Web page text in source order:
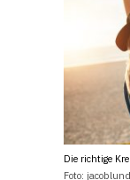
Die richtige
Foto: